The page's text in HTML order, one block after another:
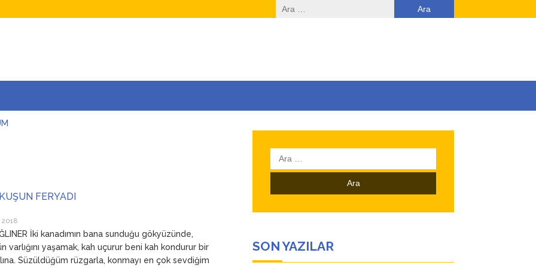
Arama:
FERYADI
İki kanadımın bana sunduğu gökyüzünde,
varlığını yaşamak, kah uçurur beni kah kondurur bir
Süzüldüğüm rüzgarla, konmayı en çok sevdiğim
Arama:
SON YAZILAR